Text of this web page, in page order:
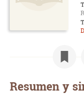
Resumen y